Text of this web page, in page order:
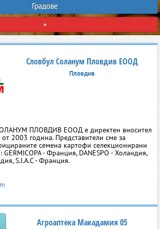
Градове
×
Словбул Соланум Пловдив ЕООД
Пловдив
ПЛОВДИВ ЕООД е директен вносител
2003 година. Представители сме за
семена картофи селекционирани
- Франция, DANESPO - Холандия,
S.I.A.C - Франция.
Агроаптека Макадамия 05